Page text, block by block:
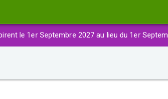
le 1er Septembre 2027 au lieu du 1er